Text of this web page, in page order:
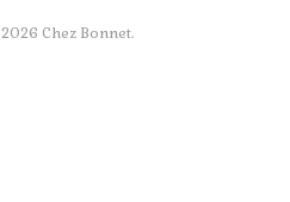
2026 Chez Bonnet.